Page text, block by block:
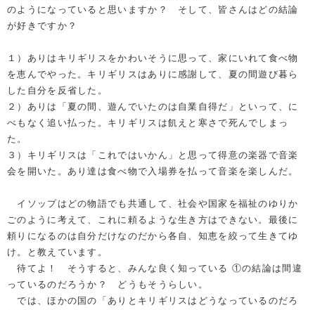
のようになっていると思いますか？ そして、皆さんはどの結論
が好きですか？
１）ありはキリギリスをかわいそうに思って、家にいれて食べ物
を恵んでやった。キリギリスはありに感謝して、夏の間遊び暮ら
した自分を反省した。
２）ありは「夏の間、遊んでいたのは自業自得だ」といって、に
べもなく追い払った。キリギリスは飢えと寒さで死んでしまっ
た。
３）キリギリスは「これではいかん」と思って得意の楽器で音楽
会を開いた。あり達は食べ物で入場券を払って音楽を楽しんだ。
イソップはどの物語でも共通して、社会や国家を福祉のゆりか
ごのように考えて、これに頼るような生き方はできない。最後に
頼りになるのは自分だけなのだから各自、知恵を絞って生きてゆ
け。と教えています。
待てよ！ そうすると、みんな良く知っている ①の結論は間違
っているのだろうか？ どうもそうらしい。
では、ほかの国の「ありとキリギリスはどうなっているのだろ